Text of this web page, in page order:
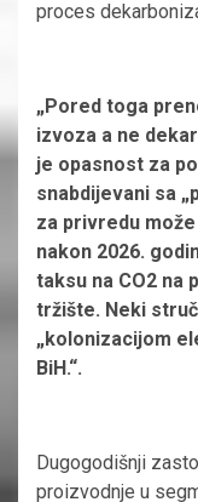
proces
„Pored toga
izvoza a ne
je opasnost za
snabdijevani sa
za privredu
nakon 2026.
taksu na CO2 na
tržište. Neki
„kolonizacijom
BiH.“.
Dugogodišnji
proizvodnje u